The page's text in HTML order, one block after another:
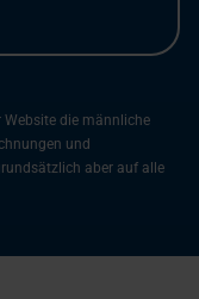
Website die männliche
und
aber auf alle